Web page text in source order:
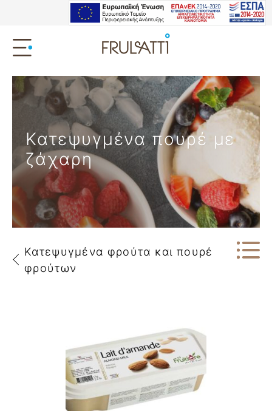
Κατεψυγμένα πουρέ με
ζάχαρη
Κατεψυγμένα φρούτα και πουρέ
φρούτων